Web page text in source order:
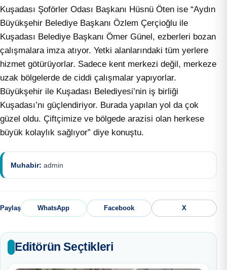
Kuşadası Şoförler Odası Başkanı Hüsnü Öten ise “Aydın
Büyükşehir Belediye Başkanı Özlem Çerçioğlu ile
Kuşadası Belediye Başkanı Ömer Günel, ezberleri bozan
çalışmalara imza atıyor. Yetki alanlarındaki tüm yerlere
hizmet götürüyorlar. Sadece kent merkezi değil, merkeze
uzak bölgelerde de ciddi çalışmalar yapıyorlar.
Büyükşehir ile Kuşadası Belediyesi’nin iş birliği
Kuşadası’nı güçlendiriyor. Burada yapılan yol da çok
güzel oldu. Çiftçimize ve bölgede arazisi olan herkese
büyük kolaylık sağlıyor” diye konuştu.
Muhabir: admin
Paylaş WhatsApp Facebook X
Editörün Seçtikleri